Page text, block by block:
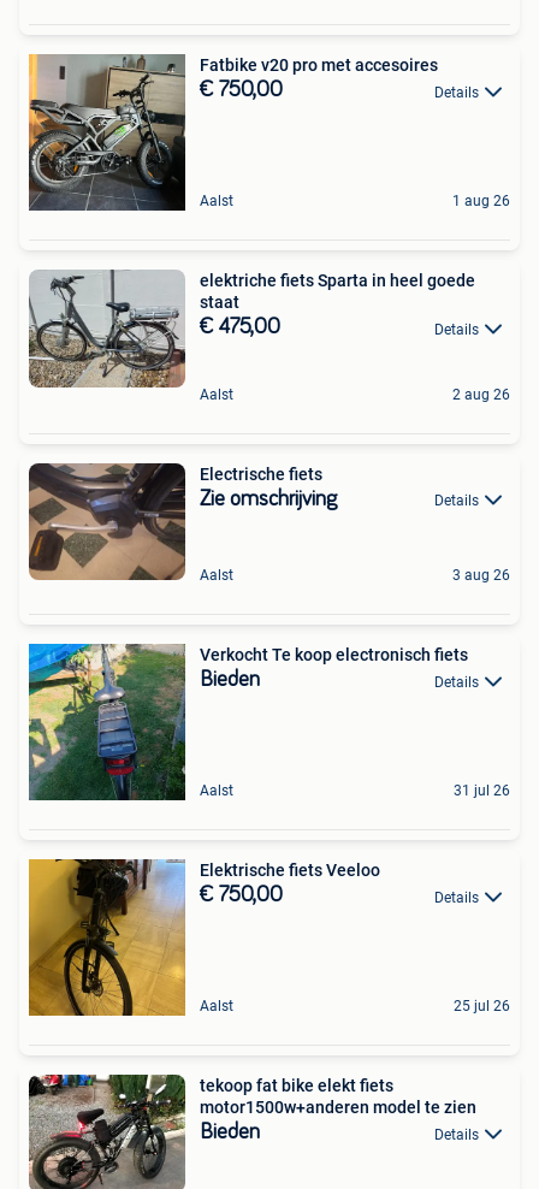
Fatbike v20 pro met accesoires
€ 750,00 Details
Aalst 1 aug 26
elektriche fiets Sparta in heel goede
staat
€ 475,00 Details
Aalst 2 aug 26
Electrische fiets
Zie omschrijving Details
Aalst 3 aug 26
Verkocht Te koop electronisch fiets
Bieden Details
Aalst 31 jul 26
Elektrische fiets Veeloo
€ 750,00 Details
Aalst 25 jul 26
tekoop fat bike elekt fiets
motor1500w+anderen model te zien
Bieden Details